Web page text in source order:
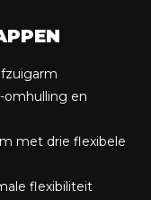
omhulling en
met drie flexibele
flexibiliteit